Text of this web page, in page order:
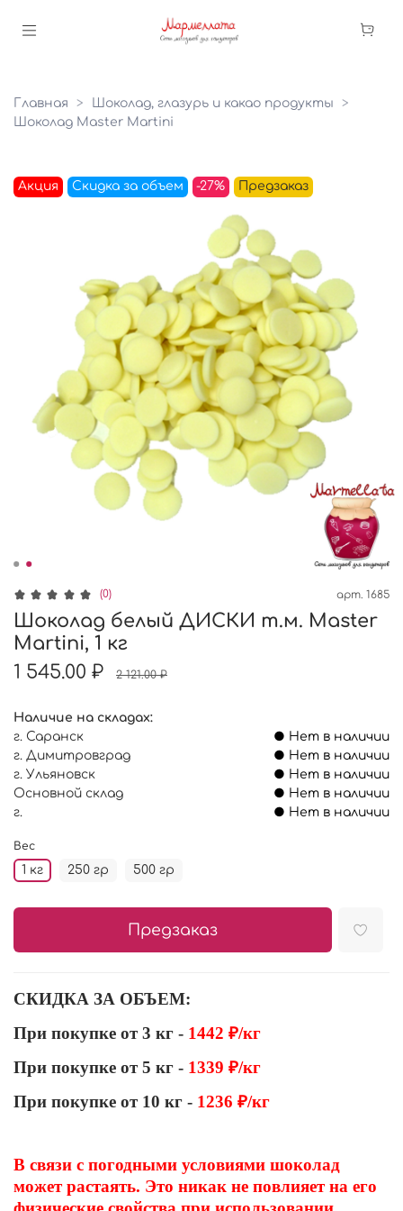
Главная
Шоколад, глазурь и какао продукты
Шоколад Master Martini
Акция Скидка за объем -27% Предзаказ
(0) арт. 1685
Шоколад белый ДИСКИ т.м. Master
Martini, 1 кг
1 545.00 ₽
2 121.00 ₽
Наличие на складах:
г. Саранск
● Нет в наличии
г. Димитровград
● Нет в наличии
г. Ульяновск
● Нет в наличии
Основной склад
● Нет в наличии
г.
● Нет в наличии
Вес
1 кг 250 гр 500 гр
Предзаказ
СКИДКА ЗА ОБЪЕМ:
При покупке от 3 кг - 1442 ₽/кг
При покупке от 5 кг - 1339 ₽/кг
При покупке от 10 кг - 1236 ₽/кг
В связи с погодными условиями шоколад
может растаять. Это никак не повлияет на его